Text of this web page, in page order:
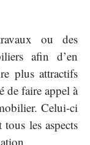
ou des
afin d’en
plus attractifs
de faire appel à
Celui-ci
tous les aspects